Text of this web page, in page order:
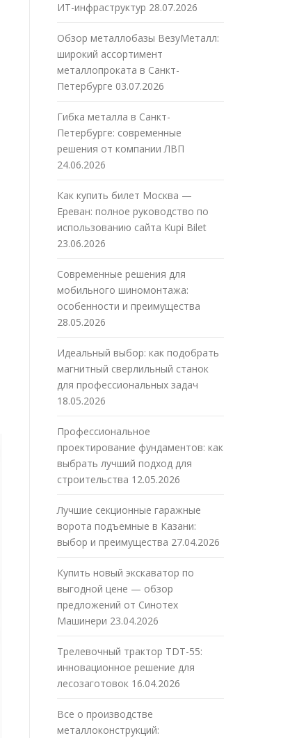
ИТ-инфраструктур 28.07.2026
Обзор металлобазы ВезуМеталл:
широкий ассортимент
металлопроката в Санкт-
Петербурге 03.07.2026
Гибка металла в Санкт-
Петербурге: современные
решения от компании ЛВП
24.06.2026
Как купить билет Москва —
Ереван: полное руководство по
использованию сайта Kupi Bilet
23.06.2026
Современные решения для
мобильного шиномонтажа:
особенности и преимущества
28.05.2026
Идеальный выбор: как подобрать
магнитный сверлильный станок
для профессиональных задач
18.05.2026
Профессиональное
проектирование фундаментов: как
выбрать лучший подход для
строительства 12.05.2026
Лучшие секционные гаражные
ворота подъемные в Казани:
выбор и преимущества 27.04.2026
Купить новый экскаватор по
выгодной цене — обзор
предложений от Синотех
Машинери 23.04.2026
Трелевочный трактор TDT-55:
инновационное решение для
лесозаготовок 16.04.2026
Все о производстве
металлоконструкций: